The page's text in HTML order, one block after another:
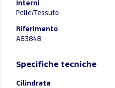
Interni
Pelle/Tessuto
Riferimento
A83848
Specifiche tecniche
Cilindrata